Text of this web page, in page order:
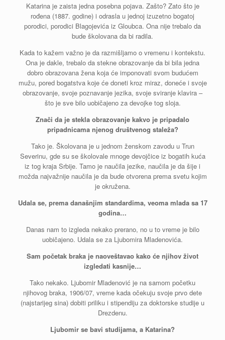
Katarina je zaista jedna posebna pojava. Zašto? Zato što je
rođena (1887. godine) i odrasla u jednoj izuzetno bogatoj
porodici, porodici Blagojevića iz Gloubca. Ona nije trebalo da
bude školovana da bi radila.
Kada to kažem važno je da razmišljamo o vremenu i kontekstu.
Ona je dakle, trebalo da stekne obrazovanje da bi bila jedna
dobro obrazovana žena koja će imponovati svom budućem
mužu, pored bogatstva koje će doneti kroz miraz, doneće i svoje
obrazovanje, svoje poznavanje jezika, svoje sviranje klavira –
što je sve bilo uobičajeno za devojke tog sloja.
Znači da je stekla obrazovanje kakvo je pripadalo
pripadnicama njenog društvenog staleža?
Tako je. Školovana je u jednom ženskom zavodu u Trun
Severinu, gde su se školovale mnoge devojčice iz bogatih kuća
iz tog kraja Srbije. Tamo je naučila jezike, naučila je da šije i
možda najvažnije naučila je da bude otvorena prema svetu kojim
je okružena.
Udala se, prema današnjim standardima, veoma mlada sa 17
godina…
Danas nam to izgleda nekako prerano, no u to vreme je bilo
uobičajeno. Udala se za Ljubomira Mladenovića.
Sam početak braka je naoveštavao kako će njihov život
izgledati kasnije…
Tako nekako. Ljubomir Mladenović je na samom početku
njihovog braka, 1906/07, vreme kada očekuju svoje prvo dete
(najstarijeg sina) dobiti priliku i stipendiju za doktorske studije u
Drezdenu.
Ljubomir se bavi studijama, a Katarina?